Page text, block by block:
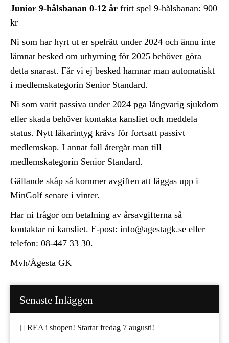
Junior 9-hålsbanan 0-12 år fritt spel 9-hålsbanan: 900
kr
Ni som har hyrt ut er spelrätt under 2024 och ännu inte
lämnat besked om uthyrning för 2025 behöver göra
detta snarast. Får vi ej besked hamnar man automatiskt
i medlemskategorin Senior Standard.
Ni som varit passiva under 2024 pga långvarig sjukdom
eller skada behöver kontakta kansliet och meddela
status. Nytt läkarintyg krävs för fortsatt passivt
medlemskap. I annat fall återgår man till
medlemskategorin Senior Standard.
Gällande skåp så kommer avgiften att läggas upp i
MinGolf senare i vinter.
Har ni frågor om betalning av årsavgifterna så
kontaktar ni kansliet. E-post: info@agestagk.se eller
telefon: 08-447 33 30.
Mvh/Ågesta GK
Senaste Inläggen
REA i shopen! Startar fredag 7 augusti!